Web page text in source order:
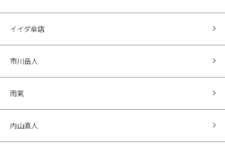
イイダ傘店
市川岳人
雨氣
内山直人